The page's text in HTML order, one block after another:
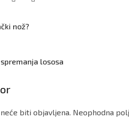
nož?
lososa
biti objavljena. Neophodna